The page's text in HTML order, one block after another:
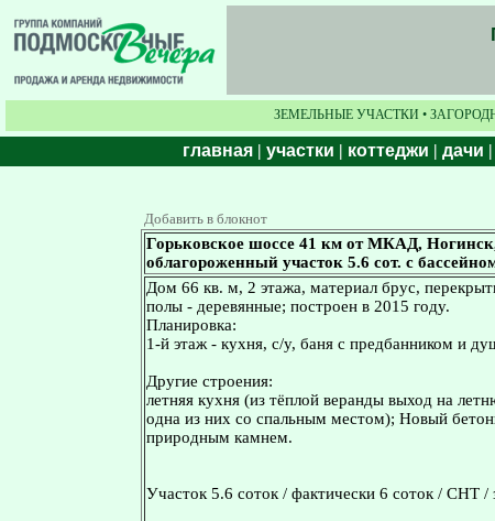
ЗЕМЕЛЬНЫЕ УЧАСТКИ •
главная | участки | коттеджи | дачи |
Добавить в блокнот
Горьковское шоссе 41 км от МКАД, Ногинск,
облагороженный участок 5.6 сот. с
Дом 66 кв. м, 2 этажа, материал брус,
полы - деревянные; построен в 2015 году.
Планировка:
1-й этаж - кухня, с/у, баня с предбанником и
Другие строения:
летняя кухня (из тёплой веранды выход на
одна из них со спальным местом); Новый
природным камнем.
Участок 5.6 соток / фактически 6 соток / СНТ /